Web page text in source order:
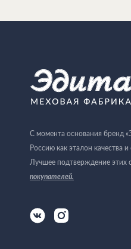
С момента основания бренд
Россию как эталон качества и
Лучшее подтверждение этих
покупателей.